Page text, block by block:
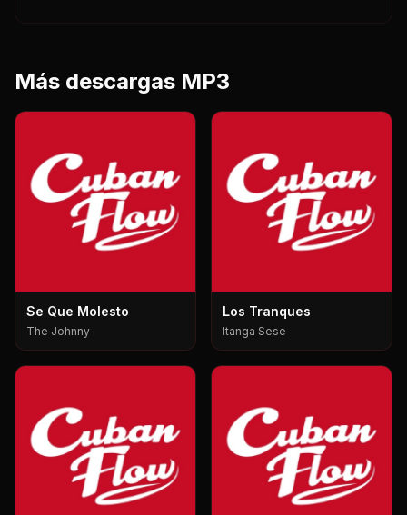
Más descargas MP3
Se Que Molesto
The Johnny
Los Tranques
Itanga Sese